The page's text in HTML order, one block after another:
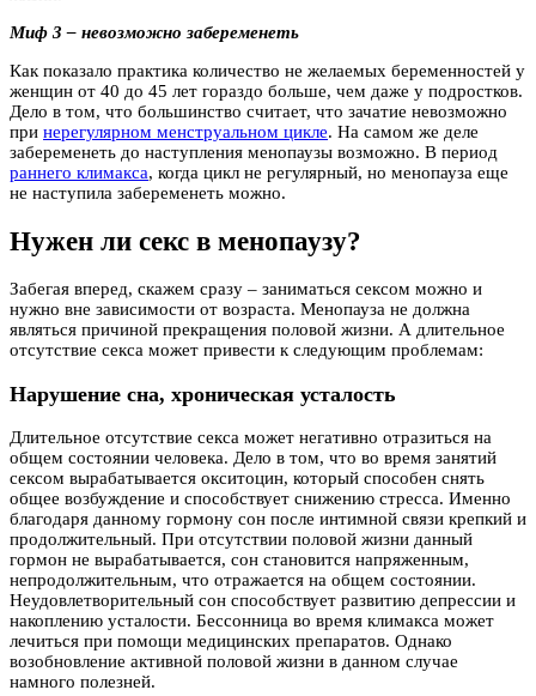
Миф 3 – невозможно забеременеть
Как показало практика количество не желаемых беременностей у
женщин от 40 до 45 лет гораздо больше, чем даже у подростков.
Дело в том, что большинство считает, что зачатие невозможно
при нерегулярном менструальном цикле. На самом же деле
забеременеть до наступления менопаузы возможно. В период
раннего климакса, когда цикл не регулярный, но менопауза еще
не наступила забеременеть можно.
Нужен ли секс в менопаузу?
Забегая вперед, скажем сразу – заниматься сексом можно и
нужно вне зависимости от возраста. Менопауза не должна
являться причиной прекращения половой жизни. А длительное
отсутствие секса может привести к следующим проблемам:
Нарушение сна, хроническая усталость
Длительное отсутствие секса может негативно отразиться на
общем состоянии человека. Дело в том, что во время занятий
сексом вырабатывается окситоцин, который способен снять
общее возбуждение и способствует снижению стресса. Именно
благодаря данному гормону сон после интимной связи крепкий и
продолжительный. При отсутствии половой жизни данный
гормон не вырабатывается, сон становится напряженным,
непродолжительным, что отражается на общем состоянии.
Неудовлетворительный сон способствует развитию депрессии и
накоплению усталости. Бессонница во время климакса может
лечиться при помощи медицинских препаратов. Однако
возобновление активной половой жизни в данном случае
намного полезней.